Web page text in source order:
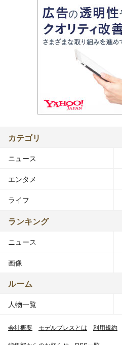
カテゴリ
ニュース
エンタメ
ライフ
ランキング
ニュース
画像
ルーム
人物一覧
会社概要 モデルプレスとは 利用規約